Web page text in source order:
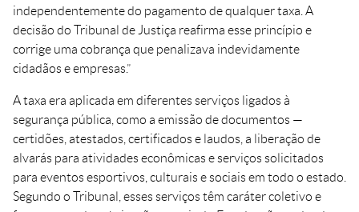
independentemente do pagamento de qualquer taxa. A
decisão do Tribunal de Justiça reafirma esse princípio e
corrige uma cobrança que penalizava indevidamente
cidadãos e empresas.”
A taxa era aplicada em diferentes serviços ligados à
segurança pública, como a emissão de documentos —
certidões, atestados, certificados e laudos, a liberação de
alvarás para atividades econômicas e serviços solicitados
para eventos esportivos, culturais e sociais em todo o estado.
Segundo o Tribunal, esses serviços têm caráter coletivo e